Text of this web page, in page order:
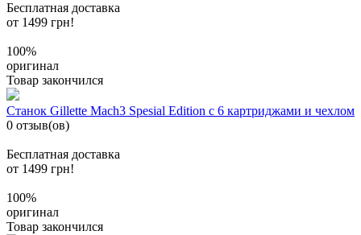
Бесплатная доставка
от 1499 грн!
100%
оригинал
Товар закончился
Станок Gillette Mach3 Spesial Edition с 6 картриджами и чехлом
0 отзыв(ов)
Бесплатная доставка
от 1499 грн!
100%
оригинал
Товар закончился